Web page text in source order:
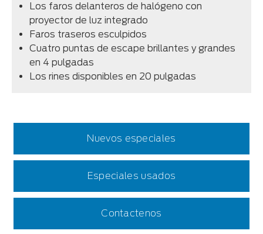
Los faros delanteros de halógeno con
proyector de luz integrado
Faros traseros esculpidos
Cuatro puntas de escape brillantes y grandes
en 4 pulgadas
Los rines disponibles en 20 pulgadas
Nuevos especiales
Especiales usados
Contactenos